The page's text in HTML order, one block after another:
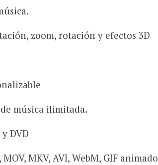
zoom, rotación y efectos 3D
música ilimitada.
DVD
MKV, AVI, WebM, GIF animado